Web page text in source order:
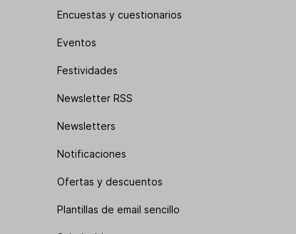
Encuestas y cuestionarios
Eventos
Festividades
Newsletter RSS
Newsletters
Notificaciones
Ofertas y descuentos
Plantillas de email sencillo